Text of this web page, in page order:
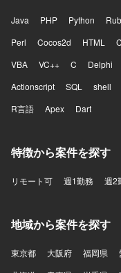
Java PHP Python
Perl
Cocos2d HTML
VBA
VC++ C Delphi
Actionscript
SQL shell
R言語
Apex Dart
特徴から案件を探す
リモート可 週1勤務 週2
地域から案件を探す
東京都 大阪府 福岡県